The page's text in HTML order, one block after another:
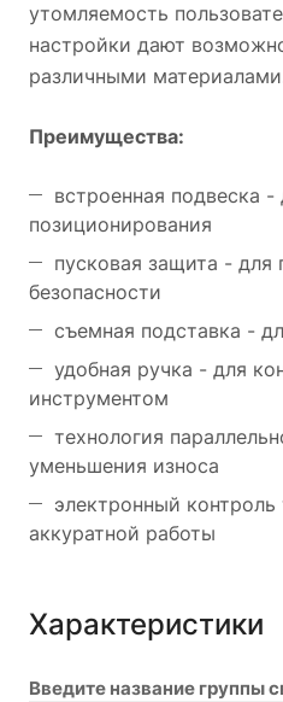
утомляемость
настройки дают
различными
Преимущества:
встроенная подвеска -
позиционирования
пусковая защита - для
безопасности
съемная подставка -
удобная ручка - для
инструментом
технология
уменьшения износа
электронный
аккуратной работы
Характеристики
Введите название группы